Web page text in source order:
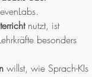
nutzt, ist
besonders
willst, wie Sprach-KIs